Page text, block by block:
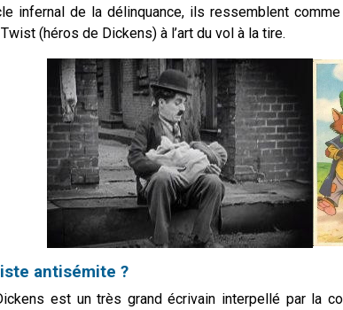
infernal de la délinquance, ils ressemblent
(héros de Dickens) à l’art du vol à la tire.
antisémite ?
est un très grand écrivain interpellé par la